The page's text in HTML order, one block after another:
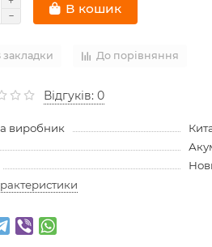
В кошик
закладки До порівняння
Відгуків: 0
виробник